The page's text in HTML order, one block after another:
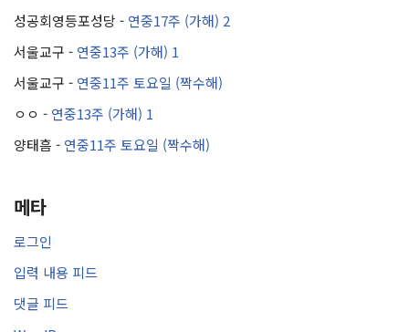
성공회영등포성당 - 연중17주 (가해) 2
서울교구 - 연중13주 (가해) 1
서울교구 - 연중11주 토요일 (짝수해)
ㅇㅇ - 연중13주 (가해) 1
양태흠 - 연중11주 토요일 (짝수해)
메타
로그인
입력 내용 피드
댓글 피드